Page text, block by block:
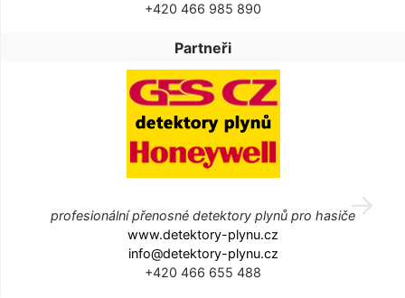
+420 466 985 890
Partneři
profesionální přenosné detektory plynů pro hasiče
www.detektory-plynu.cz
info@detektory-plynu.cz
+420 466 655 488